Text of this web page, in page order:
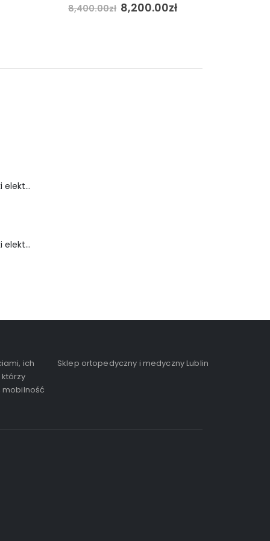
8,400.00zł 8,200.00zł
Wózek inwalidzki elektryczny - FLASH-TIM
Wózek inwalidzki elektryczny - FortiGO
ich
Sklep ortopedyczny i medyczny Lublin